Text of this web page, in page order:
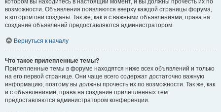
котором вы находитесь в настоящий момент, и вы должны прочесть их по
возможности. Объявления появляются вверху каждой страницы форума,
в котором они созданы. Так же, как и с важными объявлениями, права на
создание объявлений предоставляются администратором.
Вернуться к началу
Что такое прилепленные темы?
Прилепленные темы в форуме находятся ниже всех объявлений и только
на его первой странице. Они чаще всего содержат достаточно важную
информацию, поэтому вы должны прочесть их по возможности. Так же, как
и с объявлениями, права на создание прилепленных тем
предоставляются администратором конференции.